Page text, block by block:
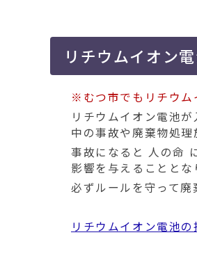
リチウムイオン
※むつ市でもリチウム
リチウムイオン電池
中の事故や廃棄物処理
事故になると 人の命
影響を与えることとな
必ずルールを守って廃
リチウムイオン電池